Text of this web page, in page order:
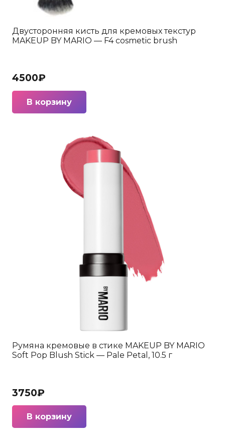
Двусторонняя кисть для кремовых текстур
MAKEUP BY MARIO — F4 cosmetic brush
4500₽
В корзину
Румяна кремовые в стике MAKEUP BY MARIO
Soft Pop Blush Stick — Pale Petal, 10.5 г
3750₽
В корзину